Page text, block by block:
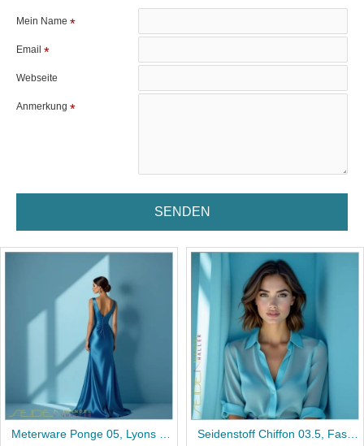
Mein Name
Email
Webseite
Anmerkung
SENDEN
Seidenstoff Ponge 10, Fashioncolors 2025/26 in 10 Farben Meterware Ponge 05, Lyons Blue, Fashioncolors 25/26